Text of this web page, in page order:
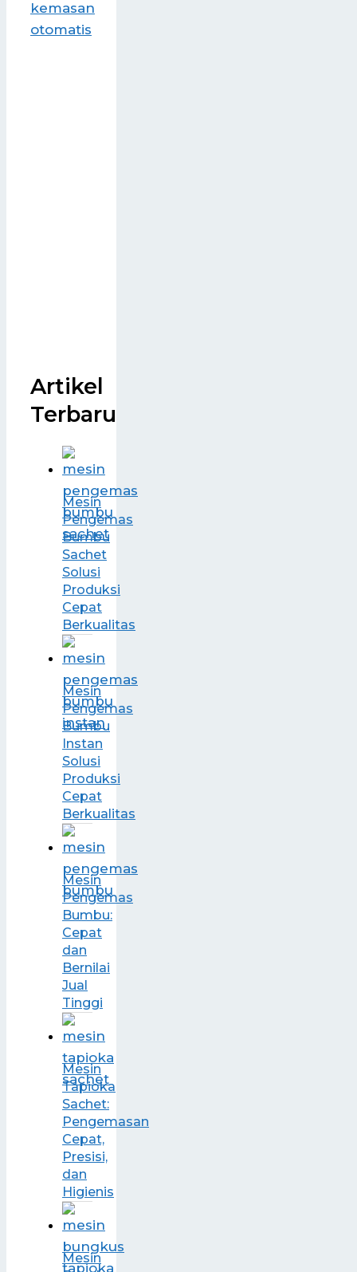
Artikel
Terbaru
Mesin
Pengemas
Bumbu
Sachet
Solusi
Produksi
Cepat
Berkualitas
Mesin
Pengemas
Bumbu
Instan
Solusi
Produksi
Cepat
Berkualitas
Mesin
Pengemas
Bumbu:
Cepat
dan
Bernilai
Jual
Tinggi
Mesin
Tapioka
Sachet:
Pengemasan
Cepat,
Presisi,
dan
Higienis
Mesin